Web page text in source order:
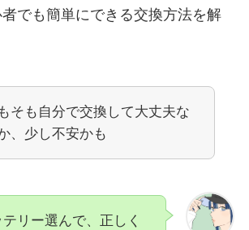
でも簡単にできる交換方法を解
そも自分で交換して大丈夫な
、少し不安かも
リー選んで、正しく